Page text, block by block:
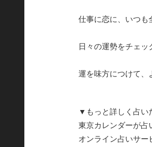
仕事に恋に、いつも
日々の運勢をチェッ
運を味方につけて、
▼もっと詳しく占い
東京カレンダーが占
オンライン占いサ